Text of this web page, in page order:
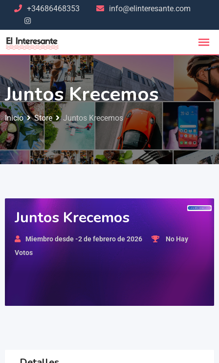
+34686468353 info@elinteresante.com
Juntos Krecemos
Inicio Store Juntos Krecemos
Juntos Krecemos
Miembro desde -2 de febrero de 2026
No Hay
Votos